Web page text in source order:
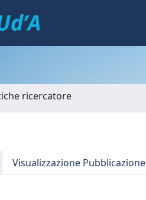
ricercatore
Visualizzazione Pubblicazione